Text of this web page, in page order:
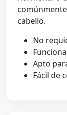
cabello.
No
Apto
Fácil de